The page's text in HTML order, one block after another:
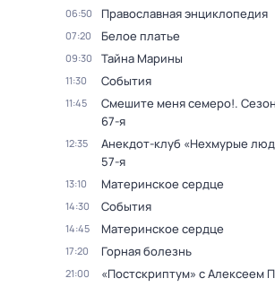
06:50 Православная энциклопедия
07:20 Белое платье
09:30 Тайна Марины
11:30 События
11:45 Смешите меня семеро!.
67-я
12:35
Анекдот-клуб «Нехмурые
57-я
13:10 Материнское сердце
14:30 События
14:45 Материнское сердце
17:20 Горная болезнь
21:00 «Постскриптум» с Алексеем